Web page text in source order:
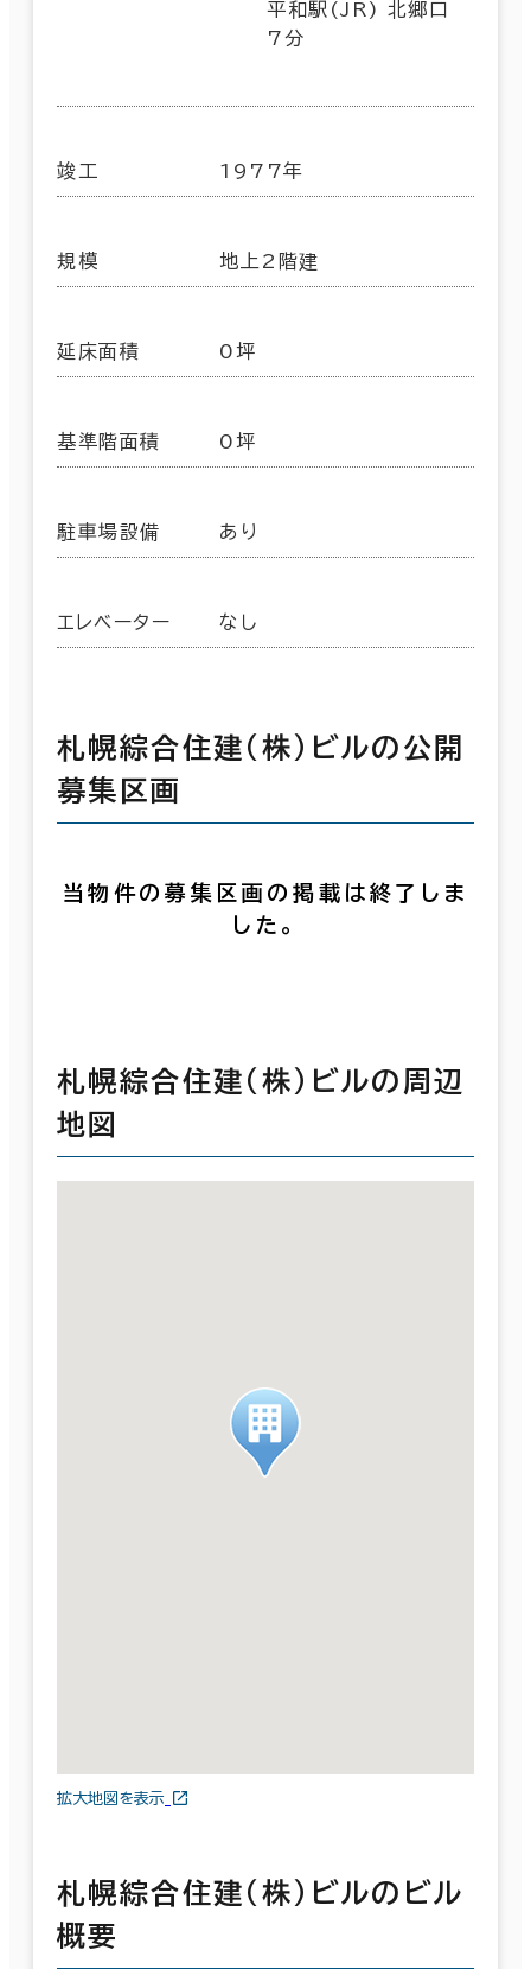
平和駅(JR) 北郷口
7分
竣工 1977年
規模 地上2階建
延床面積 0坪
基準階面積 0坪
駐車場設備 あり
エレベーター なし
札幌綜合住建（株）ビルの公開
募集区画
当物件の募集区画の掲載は終了しま
した。
札幌綜合住建（株）ビルの周辺
地図
拡大地図を表示
札幌綜合住建（株）ビルのビル
概要